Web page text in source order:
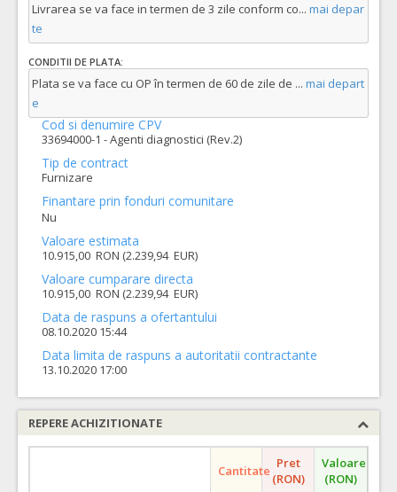
Livrarea se va face in termen de 3 zile conform co... mai depar
te
CONDITII DE PLATA:
Plata se va face cu OP în termen de 60 de zile de ... mai depart
e
Cod si denumire CPV
33694000-1 - Agenti diagnostici (Rev.2)
Tip de contract
Furnizare
Finantare prin fonduri comunitare
Nu
Valoare estimata
10.915,00 RON (2.239,94 EUR)
Valoare cumparare directa
10.915,00 RON (2.239,94 EUR)
Data de raspuns a ofertantului
08.10.2020 15:44
Data limita de raspuns a autoritatii contractante
13.10.2020 17:00
REPERE ACHIZITIONATE
Cantitate Pret
(RON)
Valoare
(RON)